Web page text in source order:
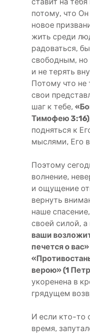
потому, что
новое
жить среди
радоваться,
свободным, но
и не терять
Потому что не
свои
шаг к тебе,
Тимофею 3:16)
подняться к
мыслями, Его
Поэтому
волнение,
и ощущение
вернуть
наше
своей силой, а
ваши
печется о
верою» (1
укоренена в
грядущем
И если кто-то
время,